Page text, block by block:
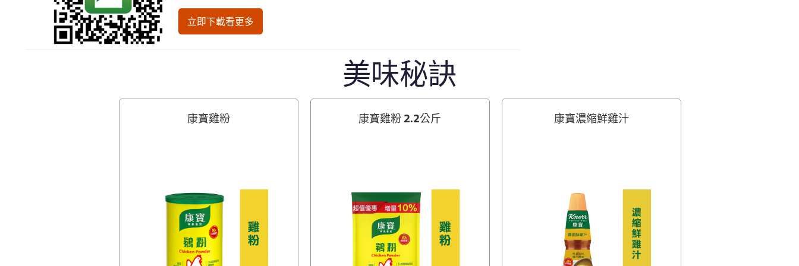
立即下載看更多
美味秘訣
康寶雞粉 康寶雞粉 2.2公斤 康寶濃縮鮮雞汁